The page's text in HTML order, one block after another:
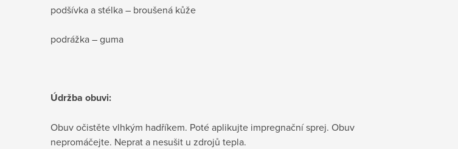
podšívka a stélka – broušená kůže
podrážka – guma
Údržba obuvi:
Obuv očistěte vlhkým hadříkem. Poté aplikujte impregnační sprej. Obuv
nepromáčejte. Neprat a nesušit u zdrojů tepla.